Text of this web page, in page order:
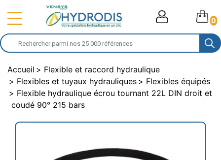
0
Accueil
Flexible et raccord hydraulique
Flexibles et tuyaux hydrauliques
Flexibles équipés
Flexible hydraulique écrou tournant 22L DIN droit et
coudé 90° 215 bars